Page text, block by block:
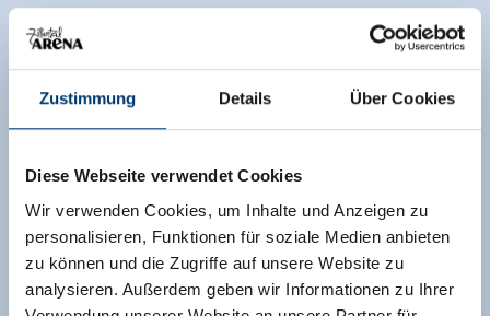
Zustimmung Details Über Cookies
Diese Webseite verwendet Cookies
Wir verwenden Cookies, um Inhalte und Anzeigen zu
personalisieren, Funktionen für soziale Medien anbieten
zu können und die Zugriffe auf unsere Website zu
analysieren. Außerdem geben wir Informationen zu Ihrer